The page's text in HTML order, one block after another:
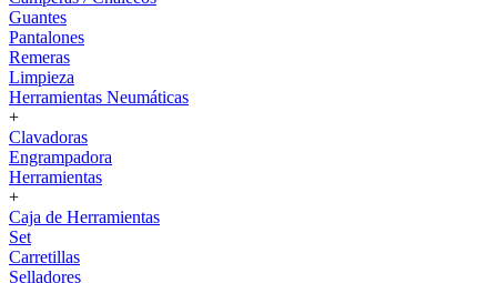
Guantes
Pantalones
Remeras
Limpieza
Herramientas Neumáticas
+
Clavadoras
Engrampadora
Herramientas
+
Caja de Herramientas
Set
Carretillas
Selladores